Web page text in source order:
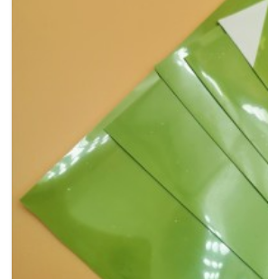
bateria durante a injeção de líquido.